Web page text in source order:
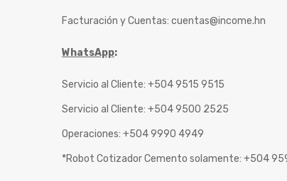
Facturación y Cuentas: cuentas@income.hn
WhatsApp:
Servicio al Cliente: +504 9515 9515
Servicio al Cliente: +504 9500 2525
Operaciones: +504 9990 4949
*Robot Cotizador Cemento solamente: +504